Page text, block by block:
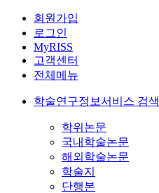
회원가입
로그인
MyRISS
고객센터
전체메뉴
학술연구정보서비스 검색
학위논문
국내학술논문
해외학술논문
학술지
단행본